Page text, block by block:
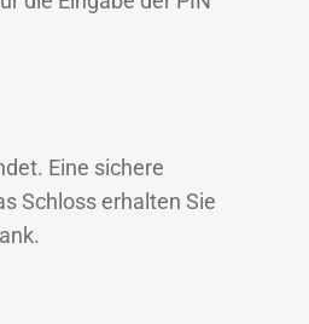
Eine sichere
Schloss erhalten Sie